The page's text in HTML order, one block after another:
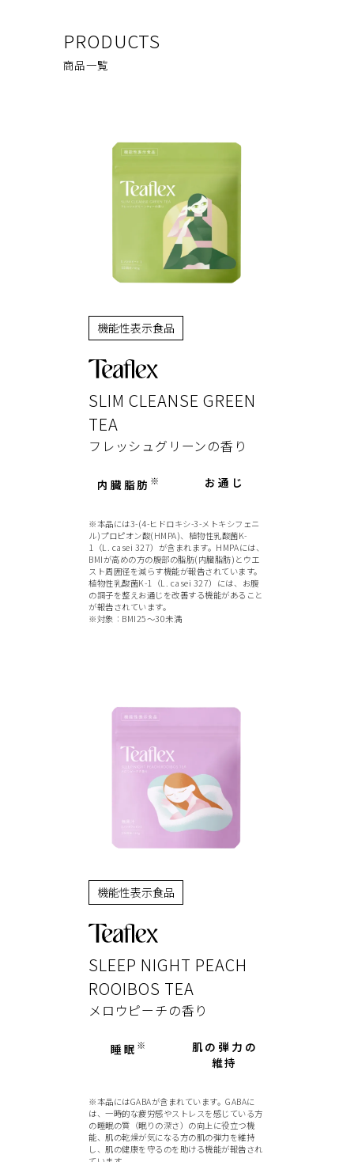
PRODUCTS
商品一覧
機能性表示食品
SLIM CLEANSE GREEN
TEA
フレッシュグリーンの香り
内臓脂肪 ※ お通じ
※本品には3-(4-ヒドロキシ-3-メトキシフェニ
ル)プロピオン酸(HMPA)、植物性乳酸菌K-
1（L. casei 327）が含まれます。HMPAには、
BMIが高めの方の腹部の脂肪(内臓脂肪)とウエ
スト周囲径を減らす機能が報告されています。
植物性乳酸菌K-1（L. casei 327）には、お腹
の調子を整えお通じを改善する機能があること
が報告されています。
※対象：BMI25～30未満
機能性表示食品
SLEEP NIGHT PEACH
ROOIBOS TEA
メロウピーチの香り
睡眠 ※
肌の弾力の
維持
※本品にはGABAが含まれています。GABAに
は、一時的な疲労感やストレスを感じている方
の睡眠の質（眠りの深さ）の向上に役立つ機
能、肌の乾燥が気になる方の肌の弾力を維持
し、肌の健康を守るのを助ける機能が報告され